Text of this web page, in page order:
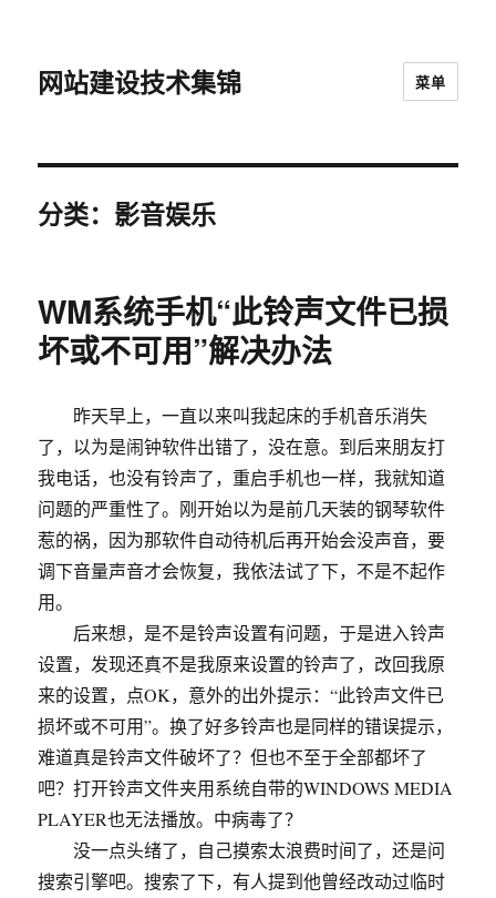
网站建设技术集锦 菜单
分类：影音娱乐
WM系统手机“此铃声文件已损
坏或不可用”解决办法
昨天早上，一直以来叫我起床的手机音乐消失
了，以为是闹钟软件出错了，没在意。到后来朋友打
我电话，也没有铃声了，重启手机也一样，我就知道
问题的严重性了。刚开始以为是前几天装的钢琴软件
惹的祸，因为那软件自动待机后再开始会没声音，要
调下音量声音才会恢复，我依法试了下，不是不起作
用。
后来想，是不是铃声设置有问题，于是进入铃声
设置，发现还真不是我原来设置的铃声了，改回我原
来的设置，点OK，意外的出外提示：“此铃声文件已
损坏或不可用”。换了好多铃声也是同样的错误提示，
难道真是铃声文件破坏了？但也不至于全部都坏了
吧？打开铃声文件夹用系统自带的WINDOWS MEDIA
PLAYER也无法播放。中病毒了？
没一点头绪了，自己摸索太浪费时间了，还是问
搜索引擎吧。搜索了下，有人提到他曾经改动过临时